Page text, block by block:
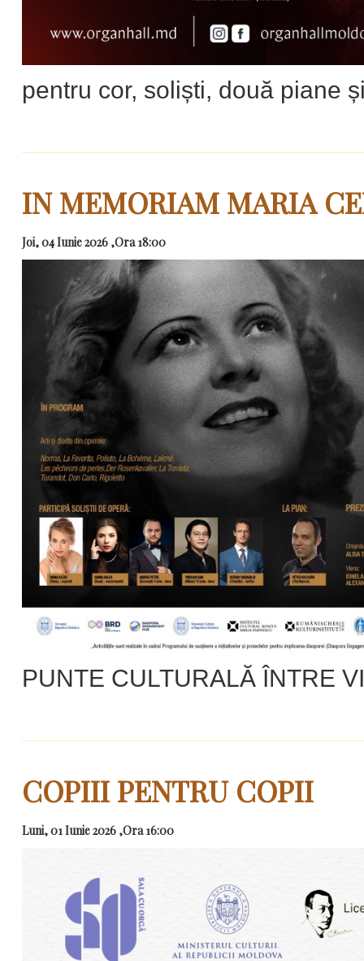
pentru cor, soliști, două piane
IN MEMORIAM MARIA
Joi, 04 Iunie 2026 ,Ora 18:00
PUNTE CULTURALĂ ÎNTRE
COPIII PENTRU COPII
Luni, 01 Iunie 2026 ,Ora 16:00